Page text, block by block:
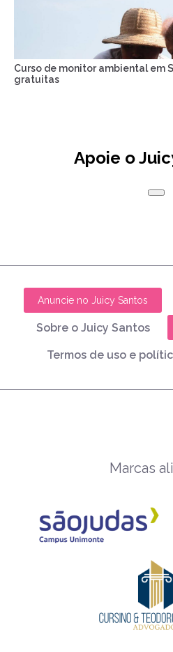
Curso de monitor ambiental em
gratuitas
Apoie o
Anuncie no Juicy Santos
Sobre o Juicy Santos
Termos de uso e
Marcas